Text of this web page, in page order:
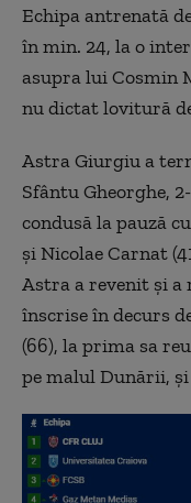
Echipa antrenată
în min. 24, la o
asupra lui Cosmin
nu dictat lovitură
Astra Giurgiu a
Sfântu Gheorghe,
condusă la pauză
şi Nicolae Carnat
Astra a revenit şi a
înscrise în decurs
(66), la prima sa
pe malul Dunării, şi